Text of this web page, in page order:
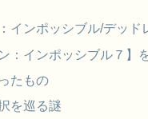
インポッシブル/デッ
：インポッシブル７】
たもの
を巡る謎